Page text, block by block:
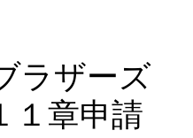
ラザーズ
１章申請